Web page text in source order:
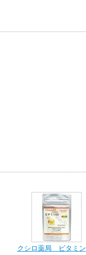
クシロ薬局 ビタミン